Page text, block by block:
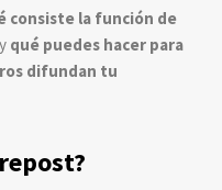
consiste la función de
y qué puedes hacer para
difundan tu